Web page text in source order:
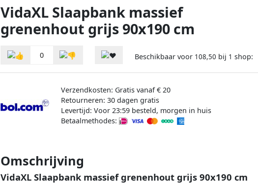
VidaXL Slaapbank massief
grenenhout grijs 90x190 cm
0 Beschikbaar voor 108,50 bij 1 shop:
Verzendkosten: Gratis vanaf € 20
Retourneren: 30 dagen gratis
Levertijd: Voor 23:59 besteld, morgen in huis
Betaalmethodes:
Omschrijving
VidaXL Slaapbank massief grenenhout grijs 90x190 cm